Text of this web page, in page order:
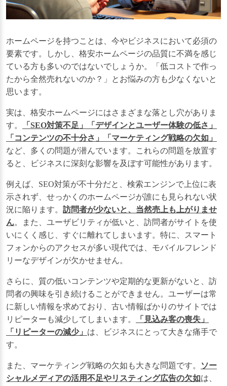
ホームページを持つことは、今やビジネスにおいて必須の
要素です。しかし、格安ホームページの品質に不満を感じ
ている方も多いのではないでしょうか。「低コストで作っ
たから全然売れないのか？」とお悩みの方も少なくないと
思います。
実は、格安ホームページにはさまざまな落とし穴がありま
す。
「SEO対策不足」「デザインとユーザー体験の低さ」
「コンテンツの不十分さ」「マーケティング戦略の欠如」
など、多くの問題が潜んでいます。これらの問題を放置す
ると、ビジネスに深刻な影響を及ぼす可能性があります。
例えば、SEO対策が不十分だと、検索エンジンで上位に表
示されず、せっかくのホームページが誰にも見られない状
況に陥ります。 訪問者が少ないと、当然売上も上がりませ
ん。また、ユーザビリティが低いと、訪問者がサイトを使
いにくく感じ、すぐに離れてしまいます。特に、スマート
フォンからのアクセスが多い現代では、モバイルフレンド
リーなデザインが欠かせません。
さらに、質の低いコンテンツや定期的な更新がないと、訪
問者の興味を引き続けることができません。ユーザーは常
に新しい情報を求めており、古い情報ばかりのサイトでは
リピーターも減少してしまいます。
「見込み客の喪失」
「リピーターの減少」 は、ビジネスにとって大きな痛手で
す。
また、マーケティング戦略の欠如も大きな問題です。
ソー
シャルメディアの活用不足やリスティング広告の欠如は、